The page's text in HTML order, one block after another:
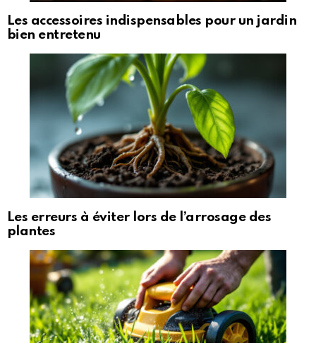
Les accessoires indispensables pour un jardin
bien entretenu
Les erreurs à éviter lors de l’arrosage des
plantes